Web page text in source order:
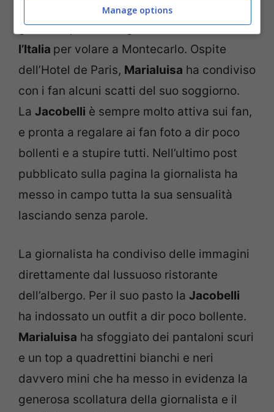
impegni lavorativi per regalarsi qualche
giorno di pausa. La giornalista ha lasciato
l’Italia per volare a Montecarlo. Ospite
dell’Hotel de Paris, Marialuisa ha condiviso
con i fan alcuni scatti del suo soggiorno.
La Jacobelli è sempre molto attiva sui fan,
e pronta a regalare ai fan foto a dir poco
bollenti e a stupire tutti. Nell’ultimo post
pubblicato sulla pagina la giornalista ha
messo in campo tutta la sua sensualità
lasciando senza parole.
La giornalista ha condiviso delle immagini
direttamente dal lussuoso ristorante
dell’albergo. Per il suo pasto la Jacobelli
ha indossato un outfit a dir poco bollente.
Marialuisa ha sfoggiato dei pantaloni scuri
e un top a quadrettini bianchi e neri
davvero mini che ha messo in evidenza la
generosa scollatura della giornalista e il
Manage options